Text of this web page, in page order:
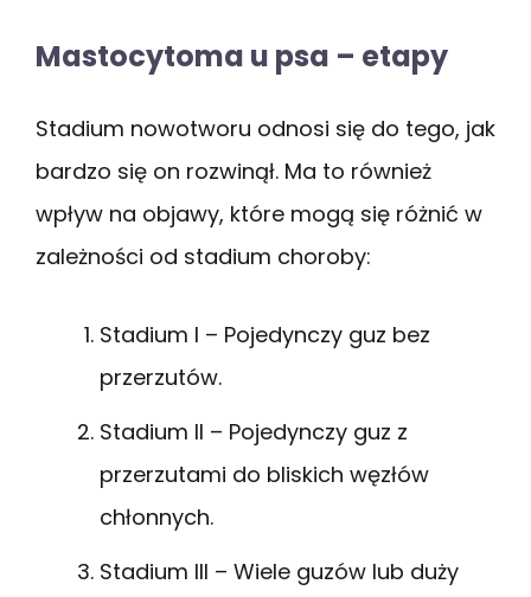
Mastocytoma u psa – etapy
Stadium nowotworu odnosi się do tego, jak
bardzo się on rozwinął. Ma to również
wpływ na objawy, które mogą się różnić w
zależności od stadium choroby:
Stadium I – Pojedynczy guz bez
przerzutów.
Stadium II – Pojedynczy guz z
przerzutami do bliskich węzłów
chłonnych.
Stadium III – Wiele guzów lub duży